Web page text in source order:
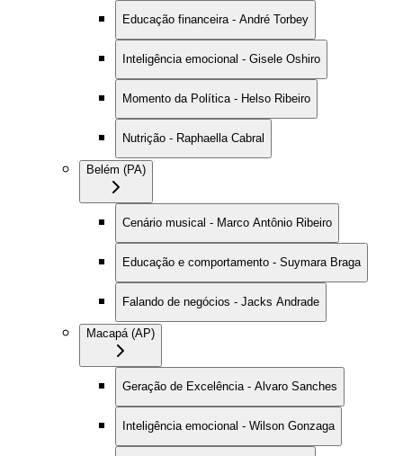
Educação financeira - André Torbey
Inteligência emocional - Gisele Oshiro
Momento da Política - Helso Ribeiro
Nutrição - Raphaella Cabral
Belém (PA)
Cenário musical - Marco Antônio Ribeiro
Educação e comportamento - Suymara Braga
Falando de negócios - Jacks Andrade
Macapá (AP)
Geração de Excelência - Alvaro Sanches
Inteligência emocional - Wilson Gonzaga